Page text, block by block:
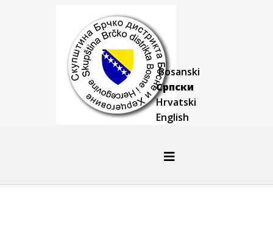
Bosanski
Српски
Hrvatski
English